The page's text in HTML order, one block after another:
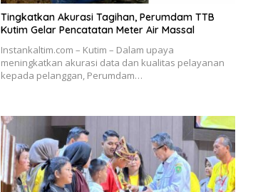
Tingkatkan Akurasi Tagihan, Perumdam TTB
Kutim Gelar Pencatatan Meter Air Massal
Instankaltim.com – Kutim – Dalam upaya
meningkatkan akurasi data dan kualitas pelayanan
kepada pelanggan, Perumdam…